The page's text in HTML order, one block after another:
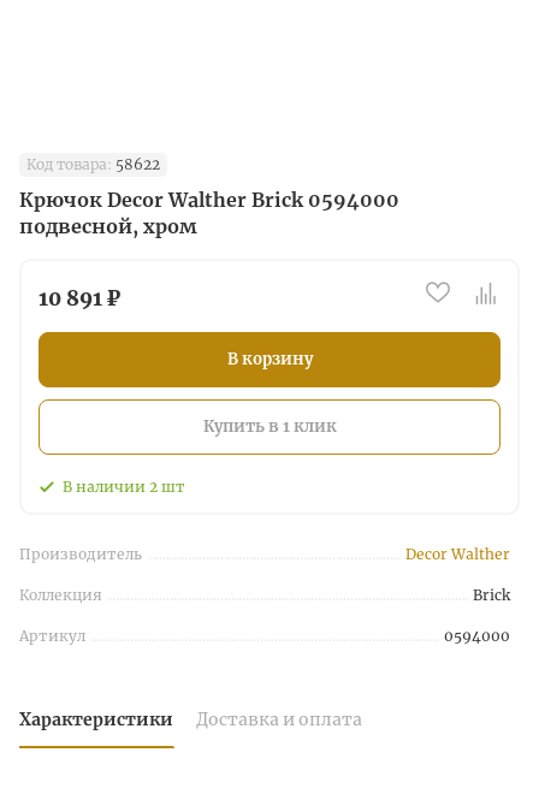
Код товара: 58622
Крючок Decor Walther Brick 0594000
подвесной, хром
10 891 ₽
В корзину
Купить в 1 клик
В наличии 2 шт
Производитель Decor Walther
Коллекция Brick
Артикул 0594000
Характеристики Доставка и оплата